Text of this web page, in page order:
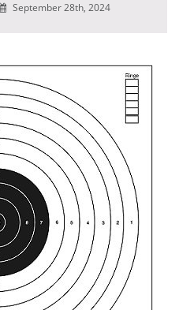
September 28th, 2024